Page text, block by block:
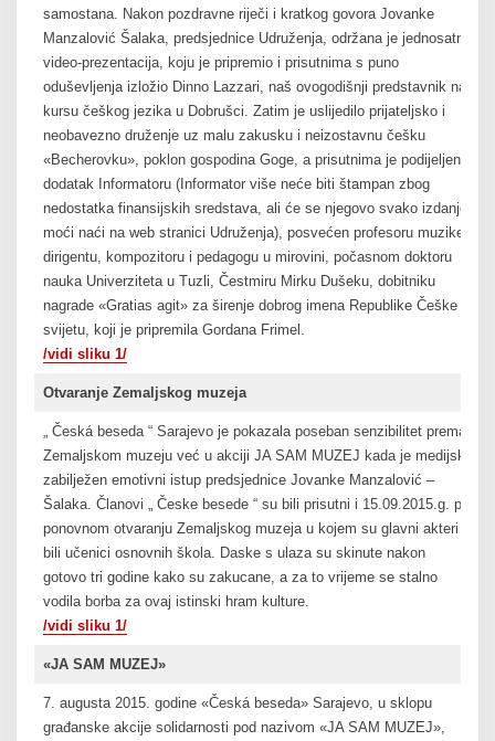
samostana. Nakon pozdravne riječi i kratkog govora Jovanke
Manzalović Šalaka, predsjednice Udruženja, održana je jednosatna
video-prezentacija, koju je pripremio i prisutnima s puno
oduševljenja izložio Dinno Lazzari, naš ovogodišnji predstavnik na
kursu češkog jezika u Dobrušci. Zatim je uslijedilo prijateljsko i
neobavezno druženje uz malu zakusku i neizostavnu češku
«Becherovku», poklon gospodina Goge, a prisutnima je podijeljen i
dodatak Informatoru (Informator više neće biti štampan zbog
nedostatka finansijskih sredstava, ali će se njegovo svako izdanje
moći naći na web stranici Udruženja), posvećen profesoru muzike,
dirigentu, kompozitoru i pedagogu u mirovini, počasnom doktoru
nauka Univerziteta u Tuzli, Čestmiru Mirku Dušeku, dobitniku
nagrade «Gratias agit» za širenje dobrog imena Republike Češke u
svijetu, koji je pripremila Gordana Frimel.
/vidi sliku 1/
Otvaranje Zemaljskog muzeja
„ Česká beseda “ Sarajevo je pokazala poseban senzibilitet prema
Zemaljskom muzeju već u akciji JA SAM MUZEJ kada je medijski
zabilježen emotivni istup predsjednice Jovanke Manzalović –
Šalaka. Članovi „ Česke besede “ su bili prisutni i 15.09.2015.g. pri
ponovnom otvaranju Zemaljskog muzeja u kojem su glavni akteri
bili učenici osnovnih škola. Daske s ulaza su skinute nakon
gotovo tri godine kako su zakucane, a za to vrijeme se stalno
vodila borba za ovaj istinski hram kulture.
/vidi sliku 1/
«JA SAM MUZEJ»
7. augusta 2015. godine «Česká beseda» Sarajevo, u sklopu
građanske akcije solidarnosti pod nazivom «JA SAM MUZEJ»,